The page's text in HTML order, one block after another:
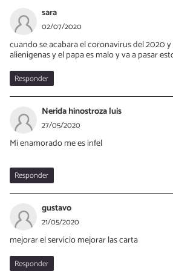
Eres una chica traquila, con pocas
complejos bastantes altos. Te
te preocupas por los otros. Eres muy
en las que se te acaba la paciencia. Te
miedo de perderlo, te volverás muy
punto en el que tu pareja no lo soporte
sara
02/07/2020
cuando se acabara el coronavirus del 2020
alienigenas y el papa es malo y va a pasar
Responder
Nerida hinostroza luis
27/05/2020
Mi enamorado me es infel
Responder
gustavo
21/05/2020
mejorar el servicio mejorar las carta
Responder